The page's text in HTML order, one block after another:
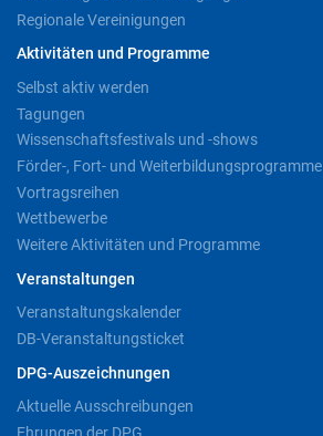
Regionale Vereinigungen
Aktivitäten und Programme
Selbst aktiv werden
Tagungen
Wissenschaftsfestivals und -shows
Förder-, Fort- und Weiterbildungsprogramme
Vortragsreihen
Wettbewerbe
Weitere Aktivitäten und Programme
Veranstaltungen
Veranstaltungskalender
DB-Veranstaltungsticket
DPG-Auszeichnungen
Aktuelle Ausschreibungen
Ehrungen der DPG